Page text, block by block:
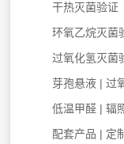
干热灭菌验证
环氧乙烷灭菌
过氧化氢灭菌
芽孢悬液 | 过
低温甲醛 | 辐
配套产品 | 定